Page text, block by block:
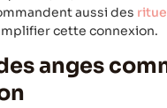
aussi des
cette connexion.
anges